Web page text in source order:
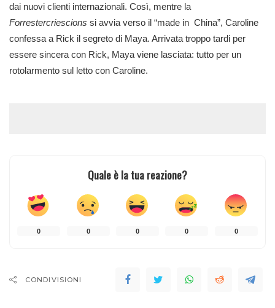
dai nuovi clienti internazionali. Così, mentre la
Forrestercriescions si avvia verso il “made in China”, Caroline
confessa a Rick il segreto di Maya. Arrivata troppo tardi per
essere sincera con Rick, Maya viene lasciata: tutto per un
rotolarmento sul letto con Caroline.
Quale è la tua reazione?
0 0 0 0 0
CONDIVISIONI